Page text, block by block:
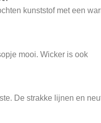
kunststof met een
mooi. Wicker is ook
De strakke lijnen en